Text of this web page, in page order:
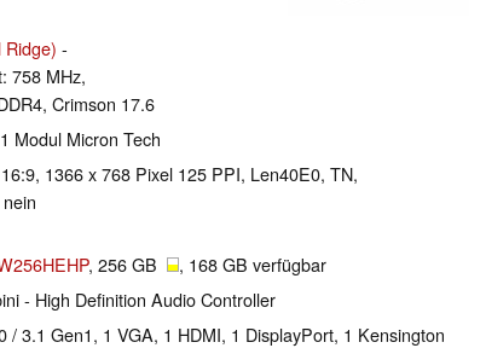
-
758 MHz,
Crimson 17.6
Modul Micron Tech
1366 x 768 Pixel 125 PPI, Len40E0, TN,
, 256 GB , 168 GB verfügbar
- High Definition Audio Controller
/ 3.1 Gen1, 1 VGA, 1 HDMI, 1 DisplayPort, 1 Kensington